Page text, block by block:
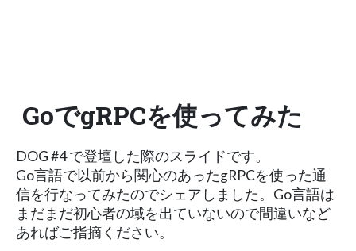
GoでgRPCを使ってみた
DOG #4 で登壇した際のスライドです。
Go言語で以前から関心のあったgRPCを使った通
信を行なってみたのでシェアしました。Go言語は
まだまだ初心者の域を出ていないので間違いなど
あればご指摘ください。